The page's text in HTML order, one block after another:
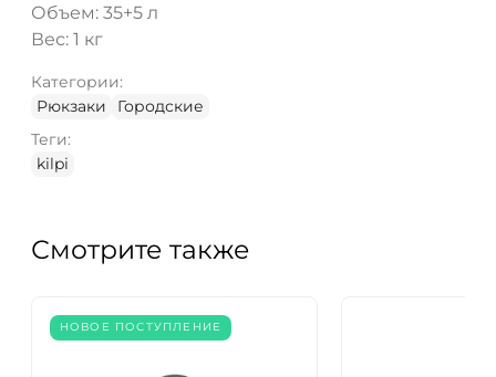
Объем: 35+5 л
Вес: 1 кг
Категории:
Рюкзаки
Городские
Теги:
kilpi
Смотрите также
НОВОЕ ПОСТУПЛЕНИЕ